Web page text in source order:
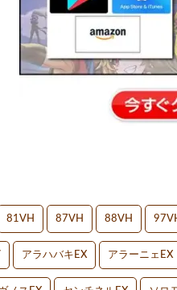
81VH 87VH 88VH
アラハバキEX アラーニェEX